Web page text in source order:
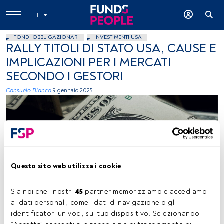
Questo sito web utilizza i cookie
Sia noi che i nostri 45 partner memorizziamo e accediamo
ai dati personali, come i dati di navigazione o gli
identificatori univoci, sul tuo dispositivo. Selezionando
IT
FONDI OBBLIGAZIONARI INVESTIMENTI USA
RALLY TITOLI DI STATO USA, CAUSE E
IMPLICAZIONI PER I MERCATI
SECONDO I GESTORI
Consuelo Blanco 9 gennaio 2025
Tempo di lettura: